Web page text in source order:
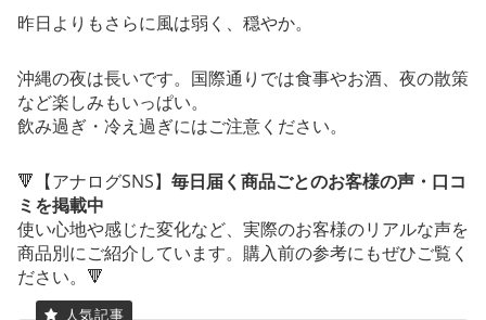
昨日よりもさらに風は弱く、穏やか。
沖縄の夜は長いです。国際通りでは食事やお酒、夜の散策
など楽しみもいっぱい。
飲み過ぎ・冷え過ぎにはご注意ください。
🔻【アナログSNS】 毎日届く商品ごとのお客様の声・口コ
ミを掲載中
使い心地や感じた変化など、実際のお客様のリアルな声を
商品別にご紹介しています。購入前の参考にもぜひご覧く
ださい。🔻